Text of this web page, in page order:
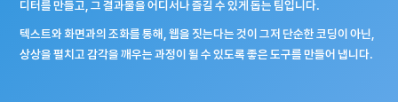
디터를 만들고, 그 결과물을 어디서나 즐길 수 있게 돕는 팀입니다.
텍스트와 화면과의 조화를 통해, 웹을 짓는다는 것이 그저 단순한 코딩이 아닌,
상상을 펼치고 감각을 깨우는 과정이 될 수 있도록 좋은 도구를 만들어 냅니다.